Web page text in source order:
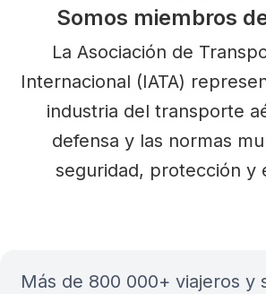
Somos miembros
La Asociación de
Internacional (IATA)
industria del transporte
defensa y las normas
seguridad, protección y
más de 800 000+ viajeros y socios confían